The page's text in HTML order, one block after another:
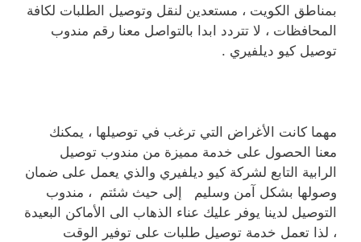
بمناطق الكويت ، مستعدين لنقل وتوصيل الطلبات لكافة
المحافظات ، لا تتردد ابدا بالتواصل معنا رقم مندوب
توصيل كيو ديلفيري .
مهما كانت الأغراض التي ترغب في توصيلها ، يمكنك
معنا الحصول على خدمة مميزة من مندوب توصيل
الرابية التابع لشركة كيو ديلفيري والذي يعمل على ضمان
وصولها بشكل آمن وسليم إلى حيث شئتم ، مندوب
التوصيل لدينا يوفر عليك عناء الذهاب الى الأماكن البعيدة
، لذا تعمل خدمة توصيل طلبات على توفير الوقت